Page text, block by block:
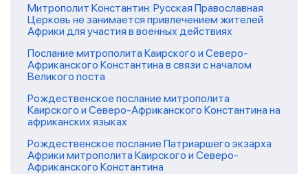
Митрополит Константин: Русская Православная
Церковь не занимается привлечением жителей
Африки для участия в военных действиях
Послание митрополита Каирского и Северо-
Африканского Константина в связи с началом
Великого поста
Рождественское послание митрополита
Каирского и Северо-Африканского Константина на
африканских языках
Рождественское послание Патриаршего экзарха
Африки митрополита Каирского и Северо-
Африканского Константина